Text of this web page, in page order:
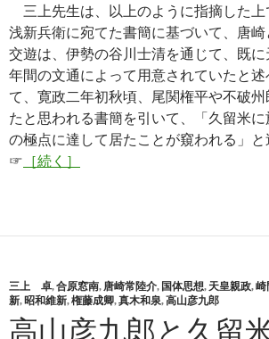
三上先生は、以上のように指摘した上
浅新兵衛に宛てた書簡に基づいて、唐
交遊は、伊勢の谷川士清を通じて、既
年間の文通によって用意されていたと
て、寛政二年初秋頃、尾関権平や不破
たと思われる書簡を引いて、「久留米
の極点に達して居たことが窺われる」と
☞ ［続く］
三上 卓,合原窓南, 唐崎常陸介, 国体思想, 天皇親政,崎
新,昭和維新,権藤成卿,真木和泉,高山彦九郎
高山彦九郎と久留